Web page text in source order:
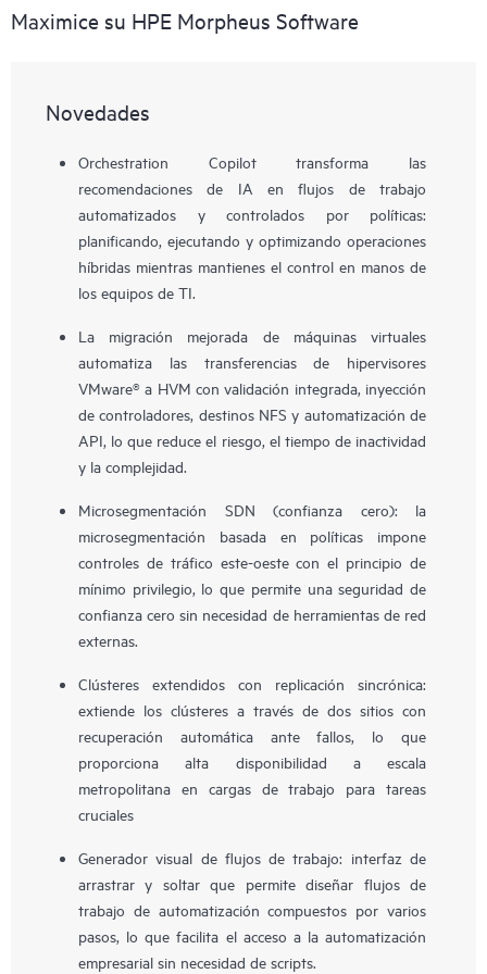
Para los proveedores de servicios, ofrece servicios de
multiinquilino con controles de acceso basados en roles.
Maximice su HPE Morpheus Software
Novedades
Orchestration Copilot transforma las
recomendaciones de IA en flujos de trabajo
automatizados y controlados por políticas:
planificando, ejecutando y optimizando operaciones
híbridas mientras mantienes el control en manos de
los equipos de TI.
La migración mejorada de máquinas virtuales
automatiza las transferencias de hipervisores
VMware® a HVM con validación integrada, inyección
de controladores, destinos NFS y automatización de
API, lo que reduce el riesgo, el tiempo de inactividad
y la complejidad.
Microsegmentación SDN (confianza cero): la
microsegmentación basada en políticas impone
controles de tráfico este-oeste con el principio de
mínimo privilegio, lo que permite una seguridad de
confianza cero sin necesidad de herramientas de red
externas.
Clústeres extendidos con replicación sincrónica:
extiende los clústeres a través de dos sitios con
recuperación automática ante fallos, lo que
proporciona alta disponibilidad a escala
metropolitana en cargas de trabajo para tareas
cruciales
Generador visual de flujos de trabajo: interfaz de
arrastrar y soltar que permite diseñar flujos de
trabajo de automatización compuestos por varios
pasos, lo que facilita el acceso a la automatización
empresarial sin necesidad de scripts.